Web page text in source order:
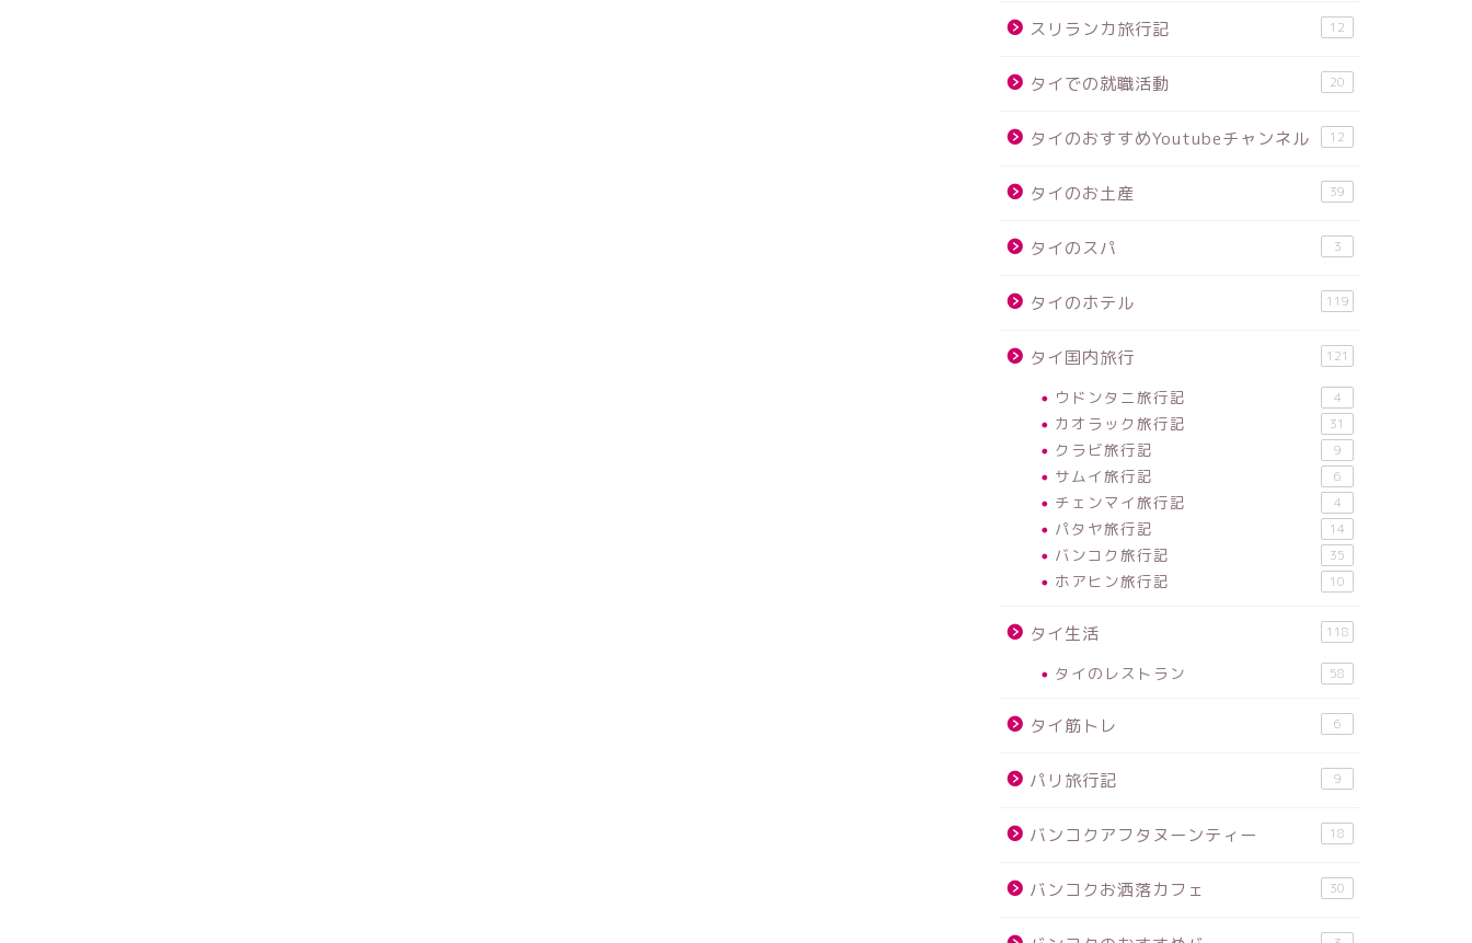
スリランカ旅行記 12
タイでの就職活動 20
タイのおすすめYoutubeチャンネル 12
タイのお土産 39
タイのスパ 3
タイのホテル 119
タイ国内旅行 121
ウドンタニ旅行記 4
カオラック旅行記 31
クラビ旅行記 9
サムイ旅行記 6
チェンマイ旅行記 4
パタヤ旅行記 14
バンコク旅行記 35
ホアヒン旅行記 10
タイ生活 118
タイのレストラン 58
タイ筋トレ 6
パリ旅行記 9
バンコクアフタヌーンティー 18
バンコクお洒落カフェ 30